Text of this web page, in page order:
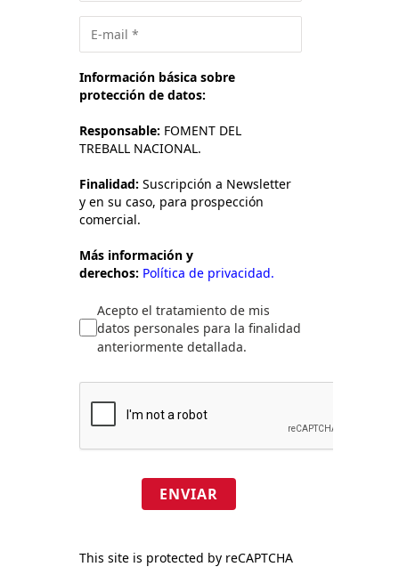
Información básica sobre
protección de datos:
Responsable: FOMENT DEL
TREBALL NACIONAL.
Finalidad: Suscripción a Newsletter
y en su caso, para prospección
comercial.
Más información y
derechos: Política de privacidad.
Acepto el tratamiento de mis
datos personales para la finalidad
anteriormente detallada.
ENVIAR
This site is protected by reCAPTCHA